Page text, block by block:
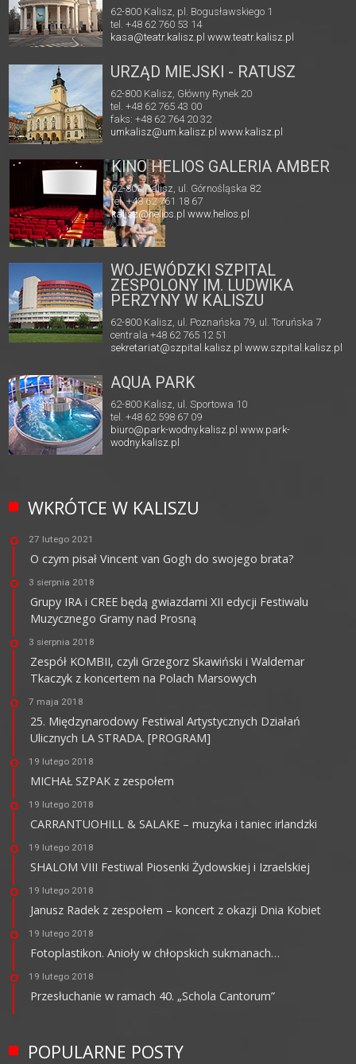
62-800 Kalisz, pl. Bogusławskiego 1
tel. +48 62 760 53 14
kasa@teatr.kalisz.pl www.teatr.kalisz.pl
URZĄD MIEJSKI - RATUSZ
62-800 Kalisz, Główny Rynek 20
tel. +48 62 765 43 00
faks: +48 62 764 20 32
umkalisz@um.kalisz.plwww.kalisz.pl
KINO HELIOS GALERIA AMBER
62-800 Kalisz, ul. Górnośląska 82
tel. +48 62 761 18 67
kalisz@helios.pl www.helios.pl
WOJEWÓDZKI SZPITAL
ZESPOLONY IM. LUDWIKA
PERZYNY W KALISZU
62-800 Kalisz, ul. Poznańska 79, ul. Toruńska 7
centrala +48 62 765 12 51
sekretariat@szpital.kalisz.pl www.szpital.kalisz.pl
AQUA PARK
62-800 Kalisz, ul. Sportowa 10
tel. +48 62 598 67 09
biuro@park-wodny.kalisz.pl www.park-
wodny.kalisz.pl
WKRÓTCE W KALISZU
27 lutego 2021
O czym pisał Vincent van Gogh do swojego brata?
3 sierpnia 2018
Grupy IRA i CREE będą gwiazdami XII edycji Festiwalu
Muzycznego Gramy nad Prosną
3 sierpnia 2018
Zespół KOMBII, czyli Grzegorz Skawiński i Waldemar
Tkaczyk z koncertem na Polach Marsowych
7 maja 2018
25. Międzynarodowy Festiwal Artystycznych Działań
Ulicznych LA STRADA. [PROGRAM]
19 lutego 2018
MICHAŁ SZPAK z zespołem
19 lutego 2018
CARRANTUOHILL & SALAKE – muzyka i taniec irlandzki
19 lutego 2018
SHALOM VIII Festiwal Piosenki Żydowskiej i Izraelskiej
19 lutego 2018
Janusz Radek z zespołem – koncert z okazji Dnia Kobiet
19 lutego 2018
Fotoplastikon. Anioły w chłopskich sukmanach…
19 lutego 2018
Przesłuchanie w ramach 40. „Schola Cantorum”
POPULARNE POSTY